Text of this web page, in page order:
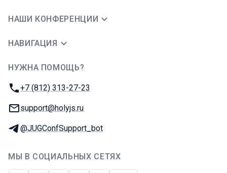
НАШИ КОНФЕРЕНЦИИ
НАВИГАЦИЯ
НУЖНА ПОМОЩЬ?
Телефон:
+7 (812) 313-27-23
E-mail:
support@holyjs.ru
Телеграм:
@JUGConfSupport_bot
МЫ В СОЦИАЛЬНЫХ СЕТЯХ